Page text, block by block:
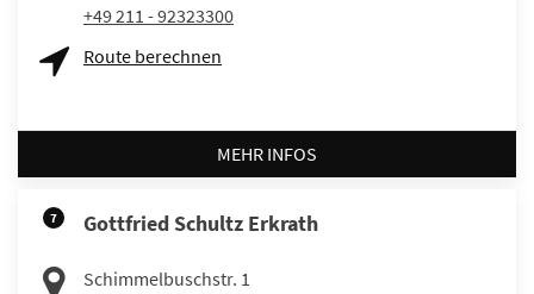
+49 211 - 92323300
Route berechnen
MEHR INFOS
7 Gottfried Schultz Erkrath
Schimmelbuschstr. 1